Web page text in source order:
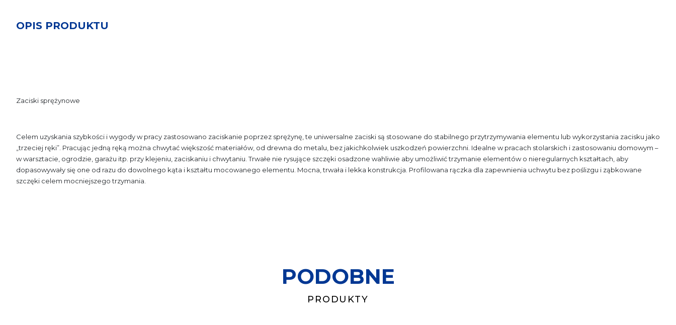
OPIS PRODUKTU
Zaciski sprężynowe
Celem uzyskania szybkości i wygody w pracy zastosowano zaciskanie poprzez sprężynę, te uniwersalne zaciski są stosowane do stabilnego przytrzymywania elementu lub wykorzystania zacisku jako
„trzeciej ręki”. Pracując jedną ręką można chwytać większość materiałów, od drewna do metalu, bez jakichkolwiek uszkodzeń powierzchni. Idealne w pracach stolarskich i zastosowaniu domowym –
w warsztacie, ogrodzie, garażu itp. przy klejeniu, zaciskaniu i chwytaniu. Trwałe nie rysujące szczęki osadzone wahliwie aby umożliwić trzymanie elementów o nieregularnych kształtach, aby
dopasowywały się one od razu do dowolnego kąta i kształtu mocowanego elementu. Mocna, trwała i lekka konstrukcja. Profilowana rączka dla zapewnienia uchwytu bez poślizgu i ząbkowane
szczęki celem mocniejszegotrzymania.
PODOBNE
PRODUKTY